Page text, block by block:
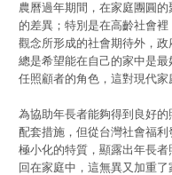
農曆過年期間，在家庭團圓
的差異；特別是在高齡社會
觀念所形成的社會期待外，
總是希望能在自己的家中是
任照顧者的角色，這對現代家
為協助年長者能夠得到良好
配套措施，但從台灣社會福利
極小化的特質，顯露出年長
回在家庭中，這無異又加重